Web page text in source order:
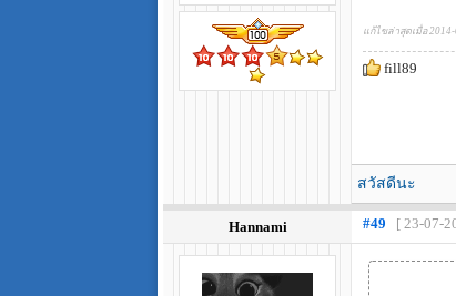
แก้ไขล่าสุดเมื่อ
fill89
สวัสดีนะ
Hannami #49 [ 23-07-